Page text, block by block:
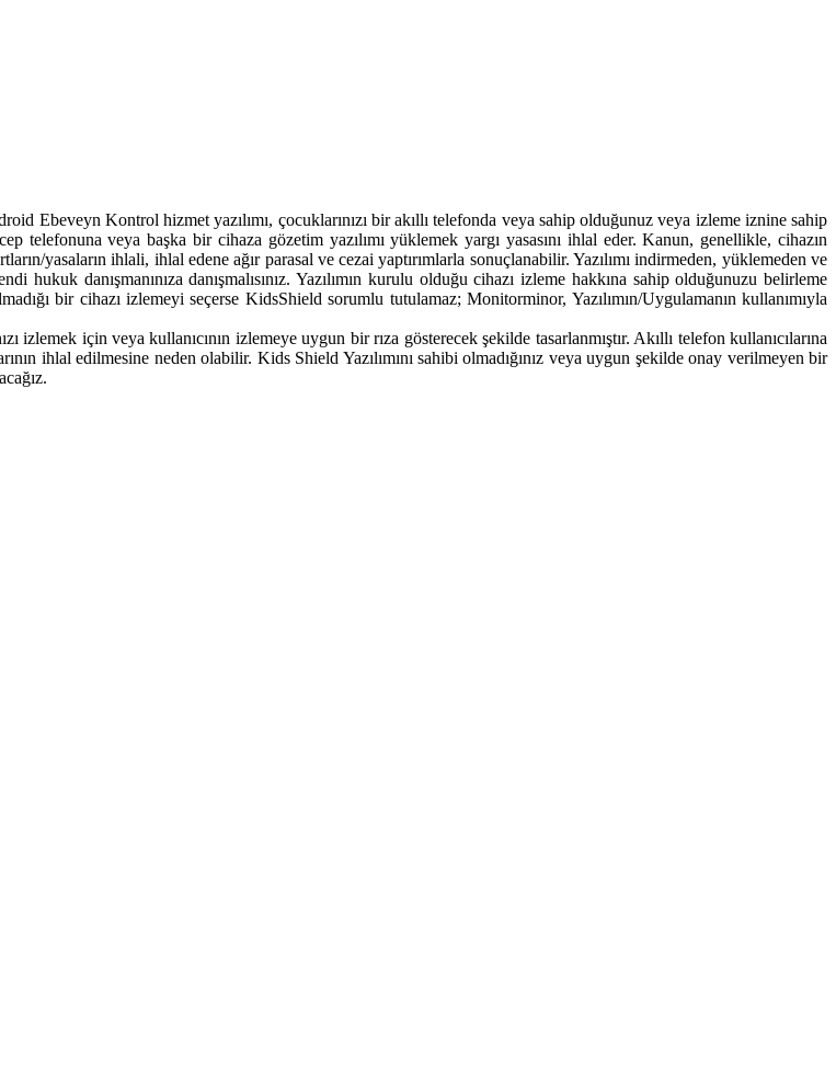
Kontrol hizmet yazılımı, çocuklarınızı bir akıllı telefonda veya sahip olduğunuz veya izleme iznine sahip
telefonuna veya başka bir cihaza gözetim yazılımı yüklemek yargı yasasını ihlal eder. Kanun, genellikle, cihazın
yasaların ihlali, ihlal edene ağır parasal ve cezai yaptırımlarla sonuçlanabilir. Yazılımı indirmeden, yüklemeden ve
danışmanınıza danışmalısınız. Yazılımın kurulu olduğu cihazı izleme hakkına sahip olduğunuzu belirleme
bir cihazı izlemeyi seçerse KidsShield sorumlu tutulamaz; Monitorminor, Yazılımın/Uygulamanın kullanımıyla
izlemek için veya kullanıcının izlemeye uygun bir rıza gösterecek şekilde tasarlanmıştır. Akıllı telefon kullanıcılarına
ihlal edilmesine neden olabilir. Kids Shield Yazılımını sahibi olmadığınız veya uygun şekilde onay verilmeyen bir